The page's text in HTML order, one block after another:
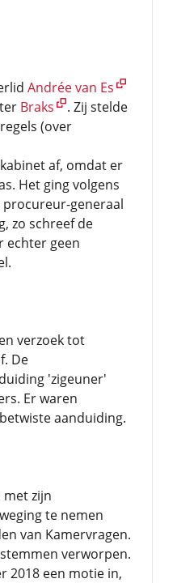
Andrée van Es
Braks
. Zij stelde
(over
af, omdat er
Het ging volgens
generaal
zo schreef de
echter geen
verzoek tot
De
'zigeuner'
Er waren
aanduiding.
met zijn
te nemen
van Kamervragen.
verworpen.
2018 een motie in,